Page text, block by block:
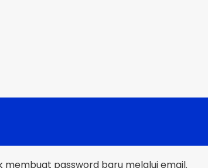
membuat password baru melalui email.